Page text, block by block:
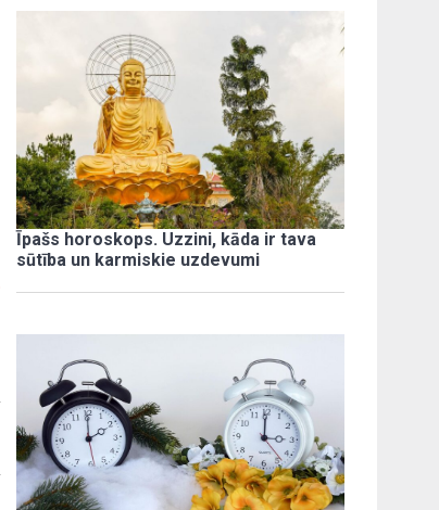
Īpašs horoskops. Uzzini, kāda ir tava
sūtība un karmiskie uzdevumi